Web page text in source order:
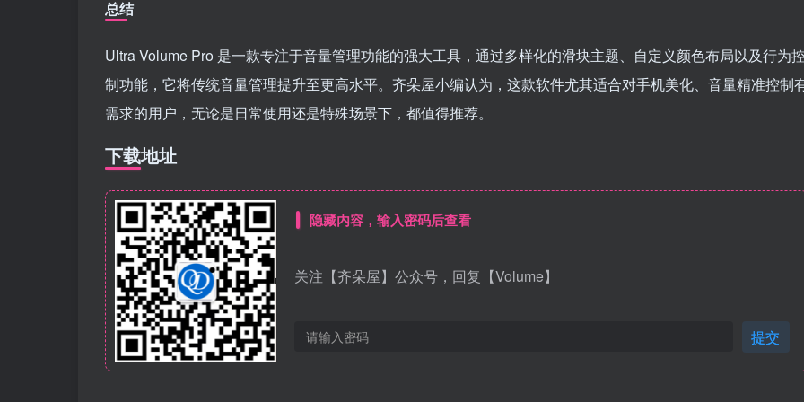
总结
Ultra Volume Pro 是一款专注于音量管理功能的强大工具，通过多样化的滑块主题、自定义颜色布局以及行为
制功能，它将传统音量管理提升至更高水平。齐朵屋小编认为，这款软件尤其适合对手机美化、音量精准控制
需求的用户，无论是日常使用还是特殊场景下，都值得推荐。
下载地址
隐藏内容，输入密码后查看
关注【齐朵屋】公众号，回复【Volume】
提交